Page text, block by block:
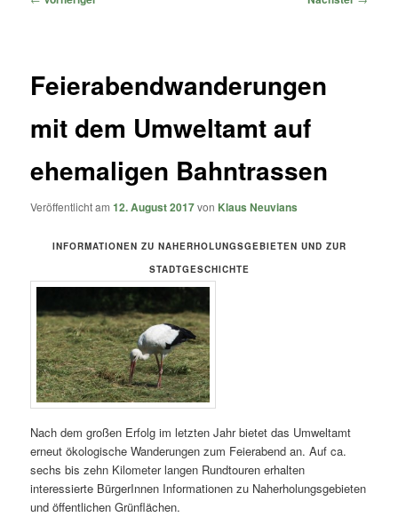
Feierabendwanderungen
mit dem Umweltamt auf
ehemaligen Bahntrassen
Veröffentlicht am12. August 2017von Klaus Neuvians
INFORMATIONEN ZU NAHERHOLUNGSGEBIETEN UND ZUR
STADTGESCHICHTE
Nach dem großen Erfolg im letzten Jahr bietet das Umweltamt
erneut ökologische Wanderungen zum Feierabend an. Auf ca.
sechs bis zehn Kilometer langen Rundtouren erhalten
interessierte BürgerInnen Informationen zu Naherholungsgebieten
und öffentlichen Grünflächen.